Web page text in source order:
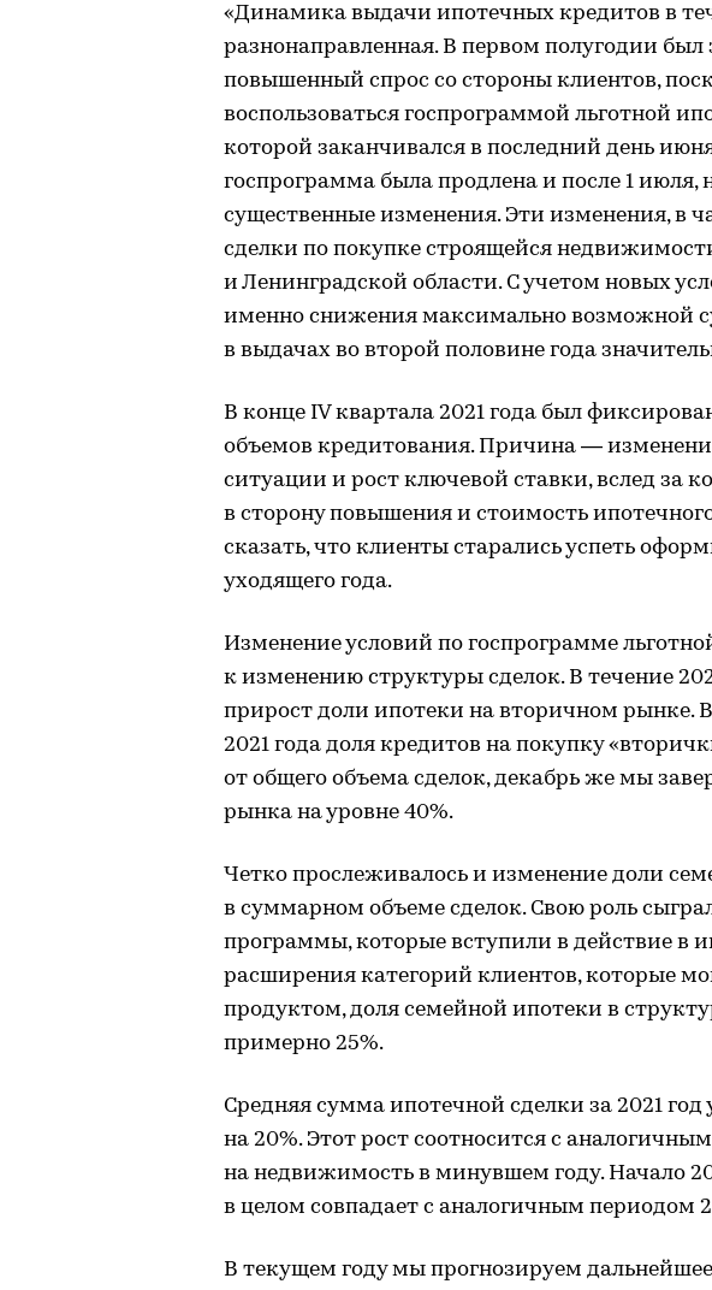
«Динамика выдачи ипотечных кредитов в
разнонаправленная. В первом полугодии
повышенный спрос со стороны клиентов,
воспользоваться госпрограммой льготной
которой заканчивался в последний день
госпрограмма была продлена и после 1 июля,
существенные изменения. Эти изменения, в
сделки по покупке строящейся
и Ленинградской области. С учетом новых
именно снижения максимально возможной
в выдачах во второй половине года
В конце IV квартала 2021 года был
объемов кредитования. Причина —
ситуации и рост ключевой ставки, вслед за
в сторону повышения и стоимость
сказать, что клиенты старались успеть
уходящего года.
Изменение условий по госпрограмме
к изменению структуры сделок. В течение
прирост доли ипотеки на вторичном рынке.
2021 года доля кредитов на покупку
от общего объема сделок, декабрь же мы
рынка на уровне 40%.
Четко прослеживалось и изменение доли
в суммарном объеме сделок. Свою роль
программы, которые вступили в действие в
расширения категорий клиентов, которые
продуктом, доля семейной ипотеки в
примерно 25%.
Средняя сумма ипотечной сделки за 2021
на 20%. Этот рост соотносится с
на недвижимость в минувшем году. Начало
в целом совпадает с аналогичным периодом
В текущем году мы прогнозируем